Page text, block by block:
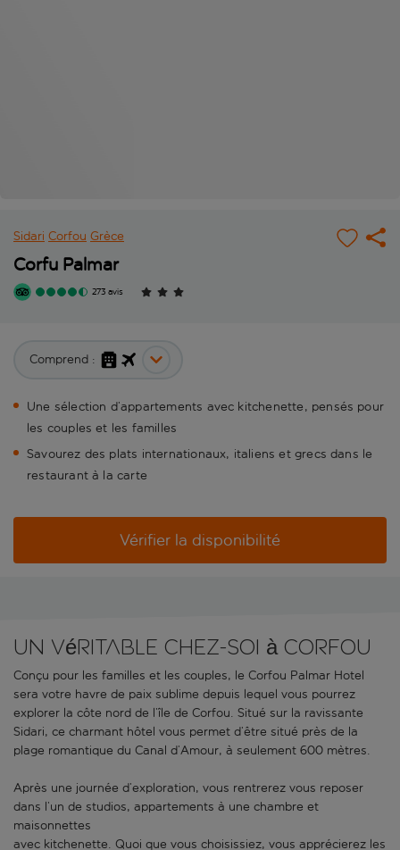
Sidari Corfou Grèce
Corfu Palmar
273 avis
Comprend :
Une sélection d’appartements avec kitchenette, pensés pour
les couples et les familles
Savourez des plats internationaux, italiens et grecs dans le
restaurant à la carte
Vérifier la disponibilité
Un véritable chez-soi à Corfou
Conçu pour les familles et les couples, le Corfou Palmar Hotel
sera votre havre de paix sublime depuis lequel vous pourrez
explorer la côte nord de l’île de Corfou. Situé sur la ravissante
Sidari, ce charmant hôtel vous permet d’être situé près de la
plage romantique du Canal d’Amour, à seulement 600 mètres.
Après une journée d’exploration, vous rentrerez vous reposer
dans l’un de studios, appartements à une chambre et
maisonnettes
avec kitchenette. Quoi que vous choisissiez, vous apprécierez les